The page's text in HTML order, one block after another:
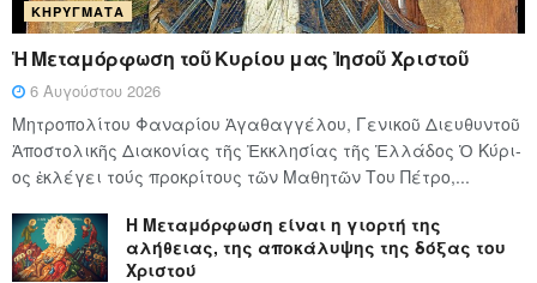
ΚΗΡΎΓΜΑΤΑ
Ἡ Μεταμόρφωση τοῦ Κυρίου μας Ἰησοῦ Χριστοῦ
6 Αυγούστου 2026
Μητροπολίτου Φαναρίου Ἀγαθαγγέλου, Γενικοῦ Διευθυντοῦ
Ἀποστολικῆς Διακονίας τῆς Ἐκκλησίας τῆς Ἑλλάδος Ὁ Κύ­ρι­
ος ἐκλέγει τούς προ­κρί­τους τῶν Μα­θη­τῶν Του Πέ­τρο,...
Η Μεταμόρφωση είναι η γιορτή της
αλήθειας, της αποκάλυψης της δόξας του
Χριστού